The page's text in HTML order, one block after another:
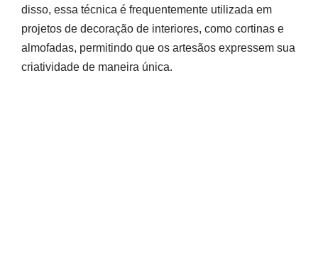
disso, essa técnica é frequentemente utilizada em
projetos de decoração de interiores, como cortinas e
almofadas, permitindo que os artesãos expressem sua
criatividade de maneira única.